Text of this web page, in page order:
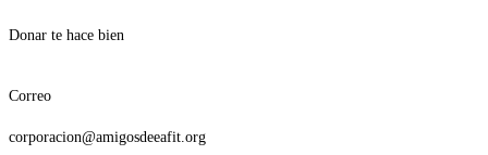
Donar te hace bien
Correo
corporacion@amigosdeeafit.org